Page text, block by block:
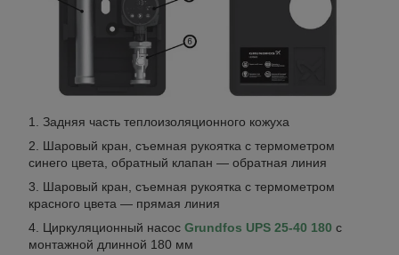
Задняя часть теплоизоляционного кожуха
Шаровый кран, съемная рукоятка с термометром
синего цвета, обратный клапан — обратная линия
Шаровый кран, съемная рукоятка с термометром
красного цвета — прямая линия
Циркуляционный насос Grundfos UPS 25-40 180 с
монтажной длинной 180 мм